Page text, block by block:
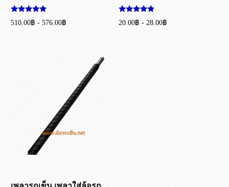
ให้คะแนน
5.00
510.00฿ -576.00฿
ให้คะแนน
5.00
20.00฿ -28.00฿